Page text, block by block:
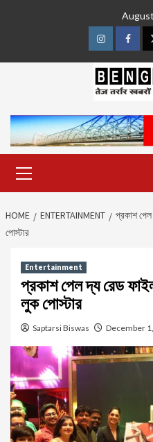
Instagram
Menu
HOME ENTERTAINMENT
প্রকাশ
পোস্টার
Entertainment
প্রকাশ পেল দ্য রেড
লুক পোস্টার
Saptarsi Biswas December